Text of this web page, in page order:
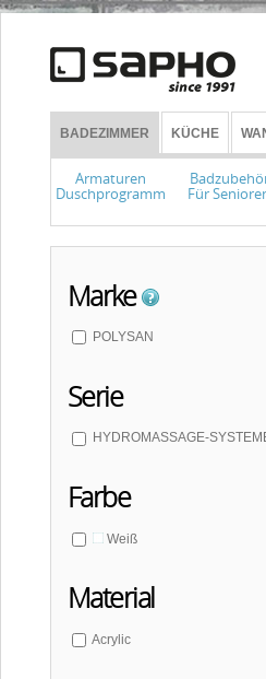
BADEZIMMER KÜCHE
Armaturen
Duschprogramm Für
Marke
POLYSAN
Serie
HYDROMASSAGE-
Farbe
Weiß
Material
Acrylic